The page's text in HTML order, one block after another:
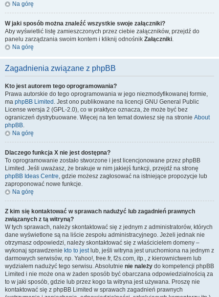
Na górę
W jaki sposób można znaleźć wszystkie swoje załączniki?
Aby wyświetlić listę zamieszczonych przez ciebie załączników, przejdź do
panelu zarządzania swoim kontem i kliknij odnośnik Załączniki.
Na górę
Zagadnienia związane z phpBB
Kto jest autorem tego oprogramowania?
Prawa autorskie do tego oprogramowania w jego niezmodyfikowanej formie,
ma phpBB Limited . Jest ono publikowane na licencji GNU General Public
License wersja 2 (GPL-2.0), co w praktyce oznacza, że może być bez
ograniczeń dystrybuowane. Więcej na ten temat dowiesz się na stronie About
phpBB.
Na górę
Dlaczego funkcja X nie jest dostępna?
To oprogramowanie zostało stworzone i jest licencjonowane przez phpBB
Limited. Jeśli uważasz, że brakuje w nim jakiejś funkcji, przejdź na stronę
phpBB Ideas Centre, gdzie możesz zagłosować na istniejące propozycje lub
zaproponować nowe funkcje.
Na górę
Z kim się kontaktować w sprawach nadużyć lub zagadnień prawnych
związanych z tą witryną?
W tych sprawach, należy skontaktować się z jednym z administratorów, których
dane wyświetlone są na liście zespołu administracyjnego. Jeżeli jednak nie
otrzymasz odpowiedzi, należy skontaktować się z właścicielem domeny –
wykonaj sprawdzenie kto to jestlub, jeśli witryna jest uruchomiona na jednym z
darmowych serwisów, np. Yahoo!, free.fr, f2s.com, itp., z kierownictwem lub
wydziałem nadużyć tego serwisu. Absolutnie nie należy do kompetencji phpBB
Limited i nie może ona w żaden sposób być obarczana odpowiedzialnością za
to w jaki sposób, gdzie lub przez kogo ta witryna jest używana. Proszę nie
kontaktować się z phpBB Limited w sprawach zagadnień prawnych